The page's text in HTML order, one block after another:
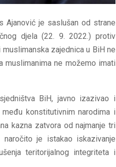
Ajanović je saslušan od strane
djela (22. 9. 2022.) protiv
zajednica u BiH ne
muslimanima ne možemo imati
BiH, javno izazivao i
konstitutivnim narodima i
kazna zatvora od najmanje tri
je istakao iskazivanje
teritorijalnog integriteta i